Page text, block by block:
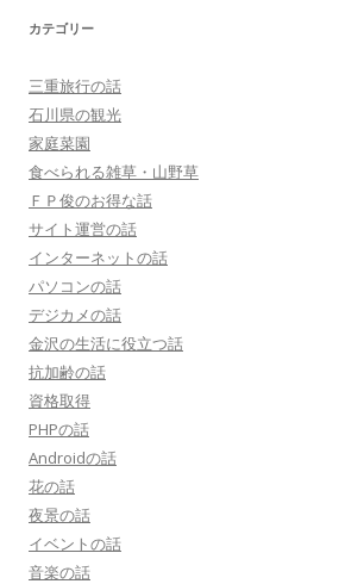
カテゴリー
三重旅行の話
石川県の観光
家庭菜園
食べられる雑草・山野草
ＦＰ俊のお得な話
サイト運営の話
インターネットの話
パソコンの話
デジカメの話
金沢の生活に役立つ話
抗加齢の話
資格取得
PHPの話
Androidの話
花の話
夜景の話
イベントの話
音楽の話